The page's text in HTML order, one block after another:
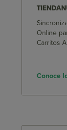
Online
Carritos
Conoce